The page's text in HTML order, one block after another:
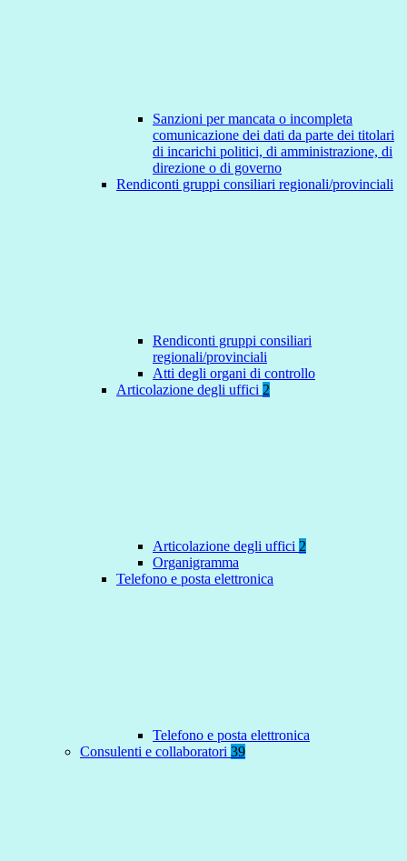
Sanzioni per mancata o incompleta
comunicazione dei dati da parte dei titolari
di incarichi politici, di amministrazione, di
direzione o di governo
Rendiconti gruppi consiliari regionali/provinciali
Rendiconti gruppi consiliari
regionali/provinciali
Atti degli organi di controllo
Articolazione degli uffici 2
Articolazione degli uffici 2
Organigramma
Telefono e posta elettronica
Telefono e posta elettronica
Consulenti e collaboratori 39